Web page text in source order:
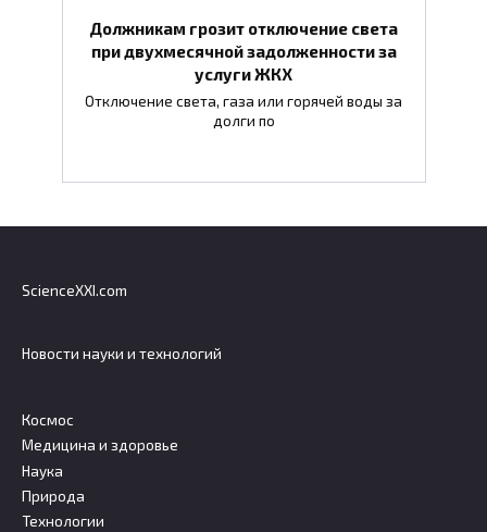
Должникам грозит отключение света
при двухмесячной задолженности за
услуги ЖКХ
Отключение света, газа или горячей воды за
долги по
ScienceXXI.com
Новости науки и технологий
Космос
Медицина и здоровье
Наука
Природа
Технологии